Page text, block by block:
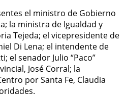
el ministro de Gobierno
la ministra de Igualdad y
Tejeda; el vicepresidente de
Di Lena; el intendente de
el senador Julio “Paco”
José Corral; la
por Santa Fe, Claudia